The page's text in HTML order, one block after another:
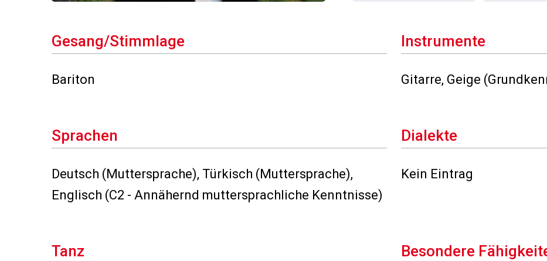
Gesang/Stimmlage
Bariton
Instrumente
Gitarre, Geige
Sprachen
Deutsch (Muttersprache), Türkisch (Muttersprache),
Englisch (C2 - Annähernd muttersprachliche Kenntnisse)
Dialekte
Kein Eintrag
Tanz Besondere